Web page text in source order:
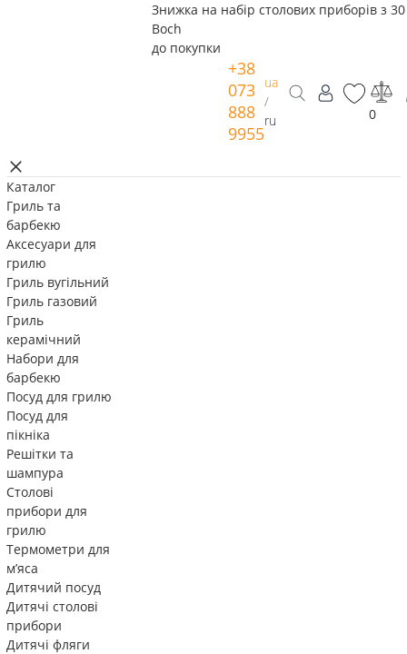
Знижка на набір столових приборів з
Boch
до покупки
+38
073
888
9955
ua
/
ru
0
Каталог
Гриль та
барбекю
Аксесуари для
грилю
Гриль вугільний
Гриль газовий
Гриль
керамічний
Набори для
барбекю
Посуд для грилю
Посуд для
пікніка
Решітки та
шампура
Столові
прибори для
грилю
Термометри для
м’яса
Дитячий посуд
Дитячі столові
прибори
Дитячі фляги